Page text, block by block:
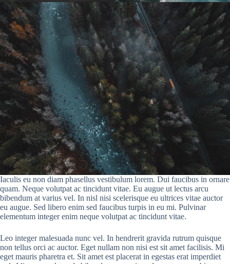
Iaculis eu non diam phasellus vestibulum lorem. Dui faucibus in ornare
quam. Neque volutpat ac tincidunt vitae. Eu augue ut lectus arcu
bibendum at varius vel. In nisl nisi scelerisque eu ultrices vitae auctor
eu augue. Sed libero enim sed faucibus turpis in eu mi. Pulvinar
elementum integer enim neque volutpat ac tincidunt vitae.
Leo integer malesuada nunc vel. In hendrerit gravida rutrum quisque
non tellus orci ac auctor. Eget nullam non nisi est sit amet facilisis. Mi
eget mauris pharetra et. Sit amet est placerat in egestas erat imperdiet